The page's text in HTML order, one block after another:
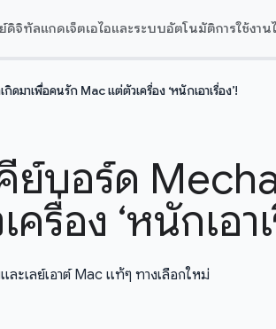
ดิจิทัลแกดเจ็ตเอไอและระบบอัตโนมัติการใช้งาน
าเพื่อคนรัก Mac แต่ตัวเครื่อง ‘หนักเอาเรื่อง’!
บอร์ด
รื่อง ‘หนักเอาเ
ะเลย์เอาต์ Mac แท้ๆ ทางเลือกใหม่